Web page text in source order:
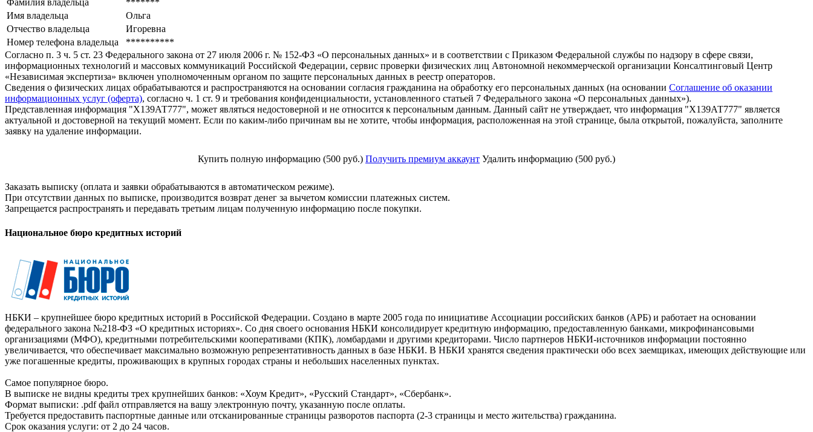
Фамилия владельца
*******
Имя владельца
Ольга
Отчество владельца
Игоревна
Номер телефона владельца
**********
Согласно п. 3 ч. 5 ст. 23 Федерального закона от 27 июля 2006 г. № 152-ФЗ «О персональных данных» и в соответствии с Приказом Федеральной службы по надзору в сфере связи,
информационных технологий и массовых коммуникаций Российской Федерации, сервис проверки физических лиц Автономной некоммерческой организации Консалтинговый Центр
«Независимая экспертиза» включен уполномоченным органом по защите персональных данных в реестр операторов.
Сведения о физических лицах обрабатываются и распространяются на основании согласия гражданина на обработку его персональных данных (на основании Соглашение об оказании
информационных услуг (оферта), согласно ч. 1 ст. 9 и требования конфиденциальности, установленного статьей 7 Федерального закона «О персональных данных»).
Представленная информация "Х139АТ777", может являться недостоверной и не относится к персональным данным. Данный сайт не утверждает, что информация "Х139АТ777" является
актуальной и достоверной на текущий момент. Если по каким-либо причинам вы не хотите, чтобы информация, расположенная на этой странице, была открытой, пожалуйста, заполните
заявку на удаление информации.
Купить полную информацию (500 руб.) Получить премиум аккаунт Удалить информацию (500 руб.)
Заказать выписку (оплата и заявки обрабатываются в автоматическом режиме).
При отсутствии данных по выписке, производится возврат денег за вычетом комиссии платежных систем.
Запрещается распространять и передавать третьим лицам полученную информацию после покупки.
Национальное бюро кредитных историй
НБКИ – крупнейшее бюро кредитных историй в Российской Федерации. Создано в марте 2005 года по инициативе Ассоциации российских банков (АРБ) и работает на основании
федерального закона №218-ФЗ «О кредитных историях». Со дня своего основания НБКИ консолидирует кредитную информацию, предоставленную банками, микрофинансовыми
организациями (МФО), кредитными потребительскими кооперативами (КПК), ломбардами и другими кредиторами. Число партнеров НБКИ-источников информации постоянно
увеличивается, что обеспечивает максимально возможную репрезентативность данных в базе НБКИ. В НБКИ хранятся сведения практически обо всех заемщиках, имеющих действующие или
уже погашенные кредиты, проживающих в крупных городах страны и небольших населенных пунктах.
Самое популярное бюро.
В выписке не видны кредиты трех крупнейших банков: «Хоум Кредит», «Русский Стандарт», «Сбербанк».
Формат выписки: .pdf файл отправляется на вашу электронную почту, указанную после оплаты.
Требуется предоставить паспортные данные или отсканированные страницы разворотов паспорта (2-3 страницы и место жительства) гражданина.
Срок оказания услуги: от 2 до 24 часов.